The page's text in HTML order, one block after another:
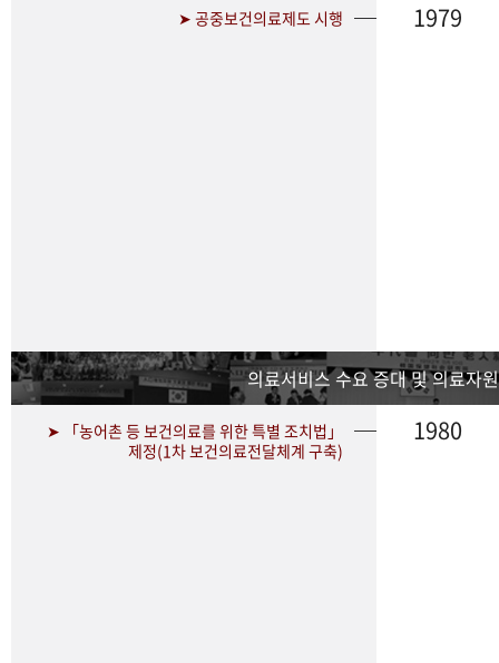
➤ 공중보건의료제도 시행 1979
의료서비스 수요 증대 및 의료자
➤ 「농어촌 등 보건의료를 위한 특별 조치법」
제정(1차 보건의료전달체계 구축)
1980